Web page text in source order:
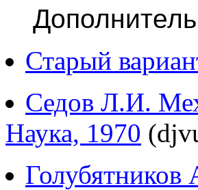
Старый
Седов Л.И.
Наука, 1970